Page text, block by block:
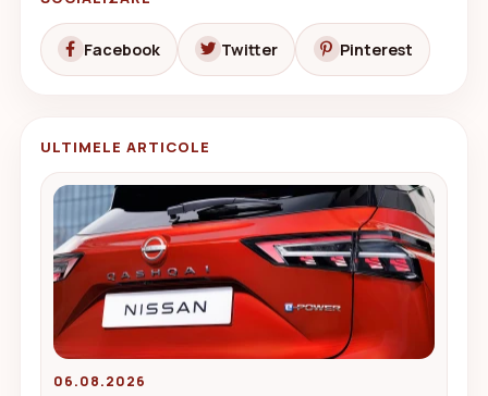
Facebook Twitter Pinterest
ULTIMELE ARTICOLE
06.08.2026